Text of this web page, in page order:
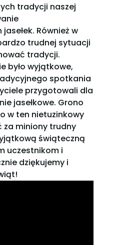
tradycji naszej
Również w
trudnej sytuacji
tradycji.
było wyjątkowe,
spotkania
przygotowali dla
jasełkowe. Grono
w ten nietuzinkowy
miniony trudny
świąteczną
uczestnikom i
dziękujemy i